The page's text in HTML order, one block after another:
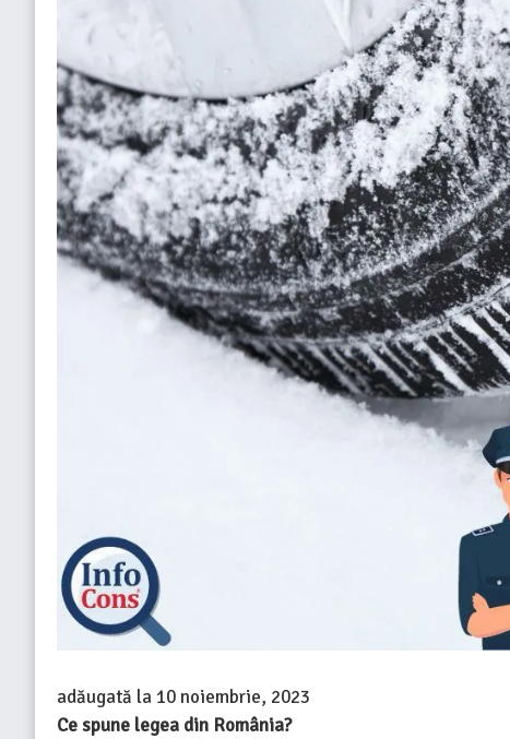
adăugată la 10 noiembrie, 2023
Ce spune legea din România?